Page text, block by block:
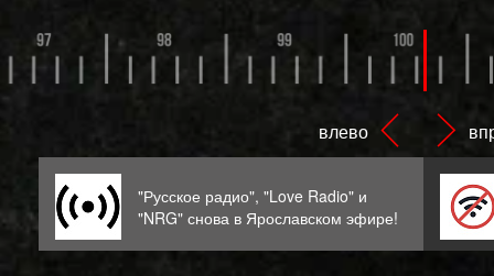
"Русское радио", "Love Radio" и
"NRG" снова в Ярославском эфире!